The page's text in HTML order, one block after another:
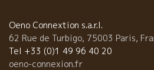
Oeno Connextion s.a.r.l.
62 Rue de Turbigo, 75003 Paris,
Tel +33 (0)1 49 96 40 20
oeno-connexion.fr